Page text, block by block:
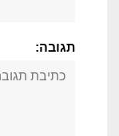
תגובה: